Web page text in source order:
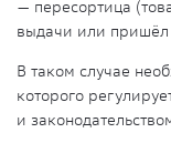
— пересортица
выдачи или пришёл
В таком случае
которого
и